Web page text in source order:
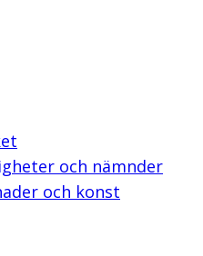
och nämnder
och konst